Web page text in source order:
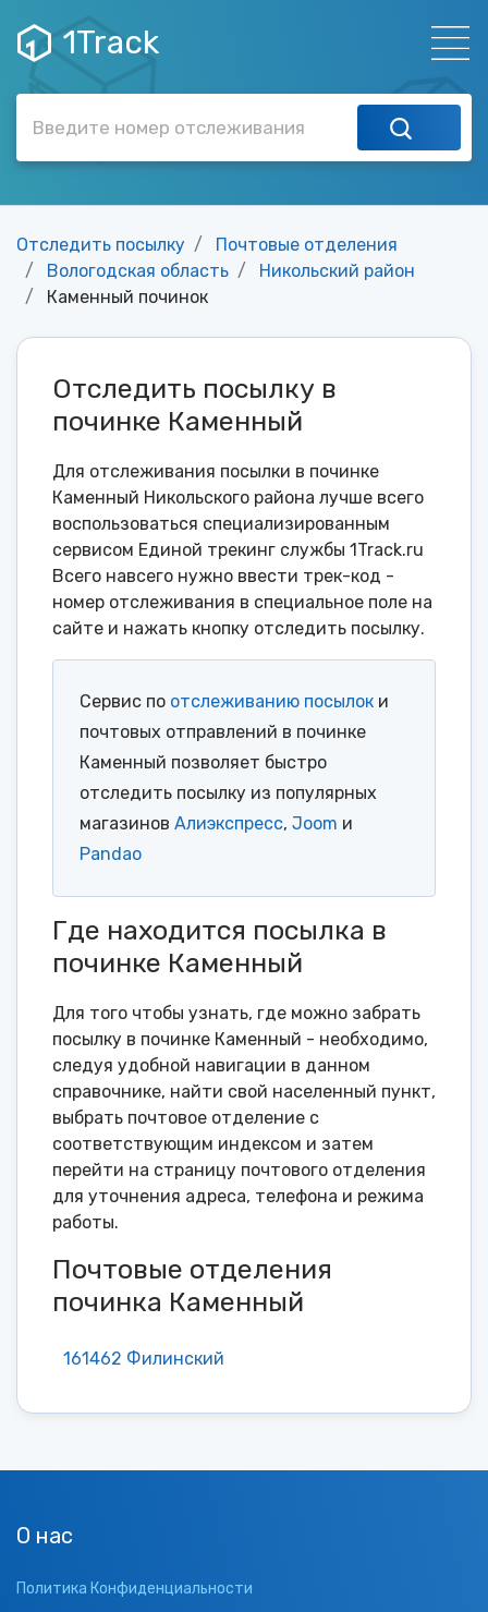
1Track
Отследить посылку
Почтовые отделения
Вологодская область
Никольский район
Каменный починок
Отследить посылку в
починке Каменный
Для отслеживания посылки в починке
Каменный Никольского района лучше всего
воспользоваться специализированным
сервисом Единой трекинг службы 1Track.ru
Всего навсего нужно ввести трек-код -
номер отслеживания в специальное поле на
сайте и нажать кнопку отследить посылку.
Сервис по отслеживанию посылок и
почтовых отправлений в починке
Каменный позволяет быстро
отследить посылку из популярных
магазинов Алиэкспресс, Joom и
Pandao
Где находится посылка в
починке Каменный
Для того чтобы узнать, где можно забрать
посылку в починке Каменный - необходимо,
следуя удобной навигации в данном
справочнике, найти свой населенный пункт,
выбрать почтовое отделение с
соответствующим индексом и затем
перейти на страницу почтового отделения
для уточнения адреса, телефона и режима
работы.
Почтовые отделения
починка Каменный
161462 Филинский
О нас
Политика Конфиденциальности